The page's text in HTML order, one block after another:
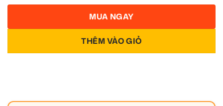
THÊM VÀO GIỎ
MUA NGAY